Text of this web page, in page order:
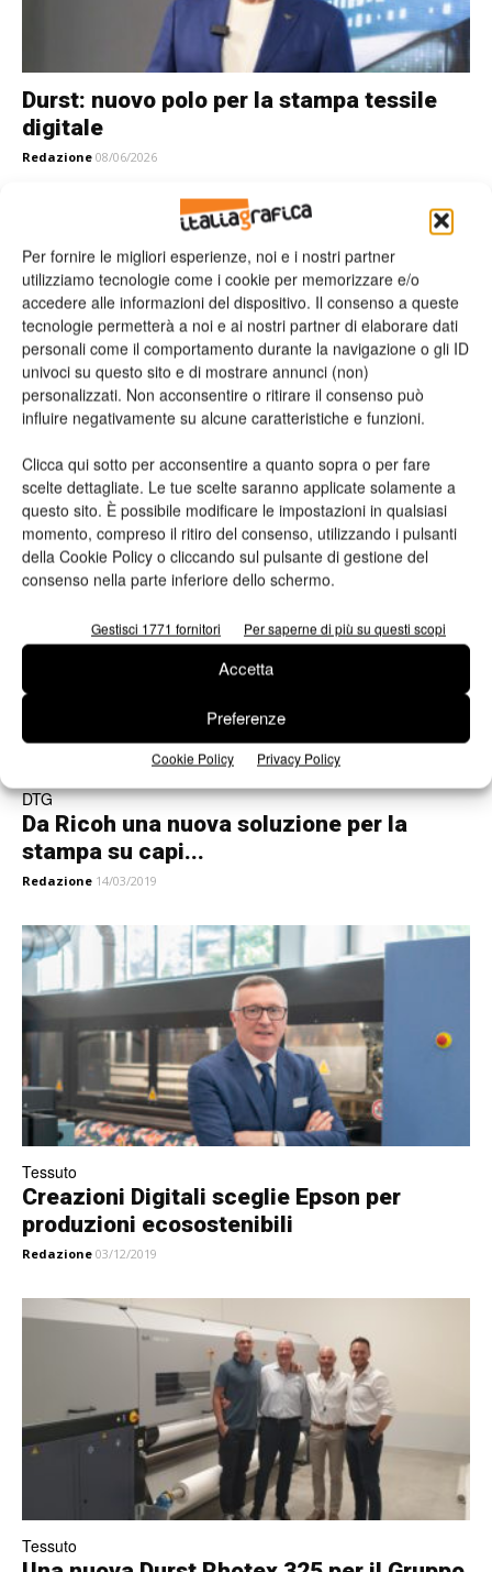
Per fornire le migliori esperienze, noi e i nostri partner
utilizziamo tecnologie come i cookie per memorizzare e/o
accedere alle informazioni del dispositivo. Il consenso a queste
tecnologie permetterà a noi e ai nostri partner di elaborare dati
personali come il comportamento durante la navigazione o gli ID
univoci su questo sito e di mostrare annunci (non)
personalizzati. Non acconsentire o ritirare il consenso può
influire negativamente su alcune caratteristiche e funzioni.
Clicca qui sotto per acconsentire a quanto sopra o per fare
scelte dettagliate. Le tue scelte saranno applicate solamente a
questo sito. È possibile modificare le impostazioni in qualsiasi
momento, compreso il ritiro del consenso, utilizzando i pulsanti
della Cookie Policy o cliccando sul pulsante di gestione del
consenso nella parte inferiore dello schermo.
Gestisci 1771 fornitori Per saperne di più su questi scopi
Accetta
Preferenze
Cookie Policy Privacy Policy
Durst: nuovo polo per la stampa tessile
digitale
Redazione 08/06/2026
Mimaki, confermata la...
Valeria Teruzzi 10/03/2026
DTG
Da Ricoh una nuova soluzione per la
stampa su capi...
Redazione 14/03/2019
Tessuto
Creazioni Digitali sceglie Epson per
produzioni ecosostenibili
Redazione 03/12/2019
Tessuto